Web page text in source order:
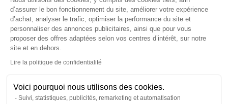
d’assurer le bon fonctionnement du site, améliorer votre expérience
d’achat, analyser le trafic, optimiser la performance du site et
personnaliser des annonces publicitaires, ainsi que pour vous
proposer des offres adaptées selon vos centres d’intérêt, sur notre
site et en dehors.
Lire la politique de confidentialité
Voici pourquoi nous utilisons des cookies.
Suivi, statistiques, publicités, remarketing et automatisation
Axeptio consent
Puis je payer ma commande en plusieurs fois ?
Les prix sont affichés en HT ou en TTC ?
Sous quel délai suis-je débité ?